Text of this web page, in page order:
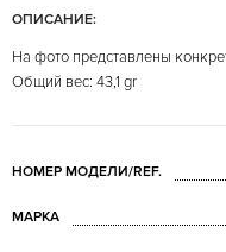
ОПИСАНИЕ:
На фото представлены
Общий вес: 43,1 gr
НОМЕР МОДЕЛИ/REF.
МАРКА